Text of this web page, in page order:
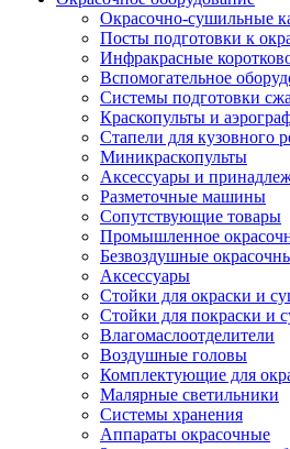
Окрасочно-сушильные
Посты подготовки к
Инфракрасные
Вспомогательное
Системы подготовки
Краскопульты и
Стапели для кузовного
Миникраскопульты
Аксессуары и
Разметочные машины
Сопутствующие товары
Промышленное
Безвоздушные
Аксессуары
Стойки для окраски и
Стойки для покраски и
Влагомаслоотделители
Воздушные головы
Комплектующие для
Малярные светильники
Системы хранения
Аппараты окрасочные